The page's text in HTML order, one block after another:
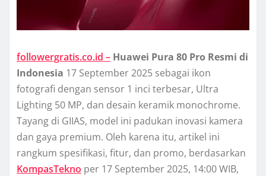
followergratis.co.id – Huawei Pura 80 Pro Resmi di
Indonesia 17 September 2025 sebagai ikon
fotografi dengan sensor 1 inci terbesar, Ultra
Lighting 50 MP, dan desain keramik monochrome.
Tayang di GIIAS, model ini padukan inovasi kamera
dan gaya premium. Oleh karena itu, artikel ini
rangkum spesifikasi, fitur, dan promo, berdasarkan
KompasTekno per 17 September 2025, 14:00 WIB,